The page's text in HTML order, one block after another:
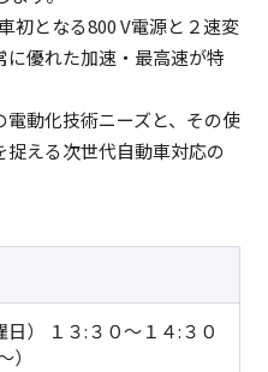
初となる800 V電源と２速変
優れた加速・最高速が特
動化技術ニーズと、その使
える次世代自動車対応の
） １３:３０～１４:３０